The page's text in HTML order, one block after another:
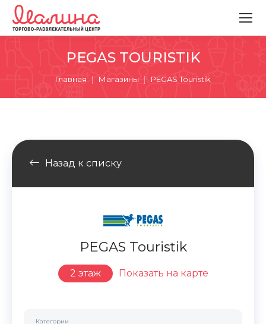
PEGAS TOURISTIK
Вы здесь:
Главная Магазины PEGAS Touristik
Назад к списку
PEGAS Touristik
2 этаж Показать на карте
Категории